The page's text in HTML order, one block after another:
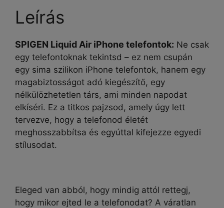
Leírás
SPIGEN Liquid Air iPhone telefontok: Ne csak
egy telefontoknak tekintsd – ez nem csupán
egy sima szilikon iPhone telefontok, hanem egy
magabiztosságot adó kiegészítő, egy
nélkülözhetetlen társ, ami minden napodat
elkíséri. Ez a titkos pajzsod, amely úgy lett
tervezve, hogy a telefonod életét
meghosszabbítsa és egyúttal kifejezze egyedi
stílusodat.
Eleged van abból, hogy mindig attól rettegj,
hogy mikor ejted le a telefonodat? A váratlan